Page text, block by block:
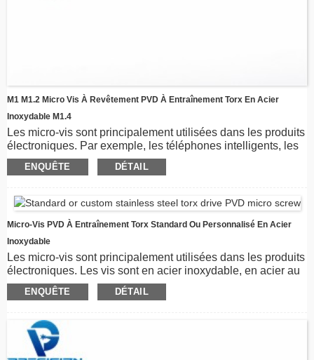
M1 M1.2 Micro Vis À Revêtement PVD À Entraînement Torx En Acier
Inoxydable M1.4
Les micro-vis sont principalement utilisées dans les produits
électroniques. Par exemple, les téléphones intelligents, les
ordinateurs portables, les montres, etc. Les vis sont en acier
inoxydable, en acier au carbone ou peuvent être
vis ont une excellente résistance à la corrosion et une belle
apparence.
ENQUÊTE DÉTAIL
Micro-Vis PVD À Entraînement Torx Standard Ou Personnalisé En Acier
Inoxydable
Les micro-vis sont principalement utilisées dans les produits
électroniques. Les vis sont en acier inoxydable, en acier au
carbone ou peuvent être personnalisées. Avec la veine CD
et le revêtement PVD, les vis ont une excellente résistance à
ENQUÊTE DÉTAIL